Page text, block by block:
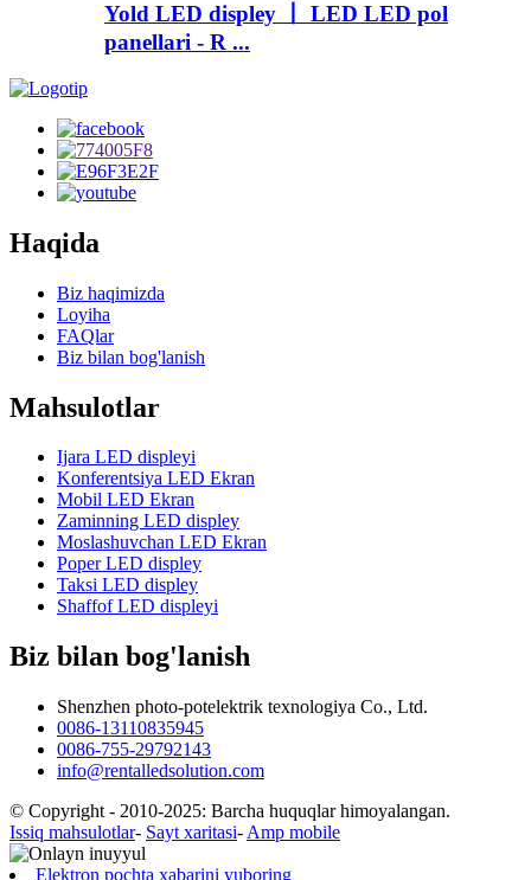
Yold LED displey 丨 LED LED pol
panellari - R ...
Haqida
Biz haqimizda
Loyiha
FAQlar
Biz bilan bog'lanish
Mahsulotlar
Ijara LED displeyi
Konferentsiya LED Ekran
Mobil LED Ekran
Zaminning LED displey
Moslashuvchan LED Ekran
Poper LED displey
Taksi LED displey
Shaffof LED displeyi
Biz bilan bog'lanish
Shenzhen photo-potelektrik texnologiya Co., Ltd.
0086-13110835945
0086-755-29792143
info@rentalledsolution.com
© Copyright - 2010-2025: Barcha huquqlar himoyalangan.
Issiq mahsulotlar- Sayt xaritasi- Amp mobile
Elektron pochta xabarini yuboring